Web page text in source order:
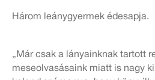
Három leánygyermek édesapja.
„Már csak a lányainknak tartott
meseolvasásaink miatt is nagy